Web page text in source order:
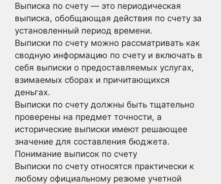
Выписка по счету — это периодическая
выписка, обобщающая действия по счету за
установленный период времени.
Выписки по счету можно рассматривать как
сводную информацию по счету и включать в
себя выписки о предоставляемых услугах,
взимаемых сборах и причитающихся
деньгах.
Выписки по счету должны быть тщательно
проверены на предмет точности, а
исторические выписки имеют решающее
значение для составления бюджета.
Понимание выписок по счету
Выписки по счету относятся практически к
любому официальному резюме учетной